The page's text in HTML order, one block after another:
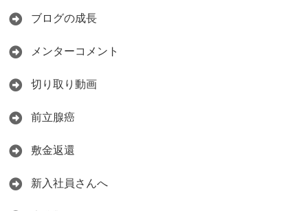
ブログの成長
メンターコメント
切り取り動画
前立腺癌
敷金返還
新入社員さんへ